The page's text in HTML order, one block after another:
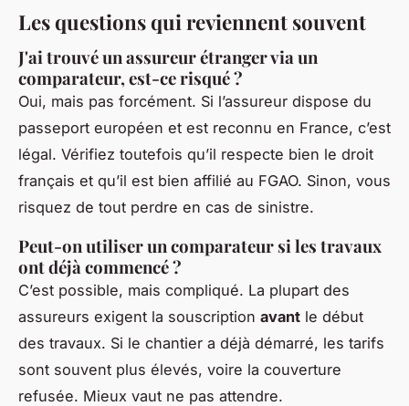
Les questions qui reviennent souvent
J'ai trouvé un assureur étranger via un
comparateur, est-ce risqué ?
Oui, mais pas forcément. Si l’assureur dispose du
passeport européen et est reconnu en France, c’est
légal. Vérifiez toutefois qu’il respecte bien le droit
français et qu’il est bien affilié au FGAO. Sinon, vous
risquez de tout perdre en cas de sinistre.
Peut-on utiliser un comparateur si les travaux
ont déjà commencé ?
C’est possible, mais compliqué. La plupart des
assureurs exigent la souscription avant le début
des travaux. Si le chantier a déjà démarré, les tarifs
sont souvent plus élevés, voire la couverture
refusée. Mieux vaut ne pas attendre.